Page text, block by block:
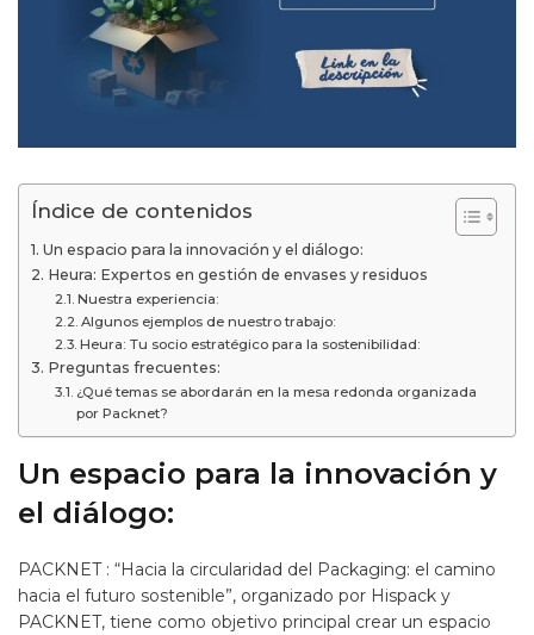
Índice de contenidos
Un espacio para la innovación y el diálogo:
Heura: Expertos en gestión de envases y residuos
Nuestra experiencia:
Algunos ejemplos de nuestro trabajo:
Heura: Tu socio estratégico para la sostenibilidad:
Preguntas frecuentes:
¿Qué temas se abordarán en la mesa redonda organizada
por Packnet?
Un espacio para la innovación y
el diálogo:
PACKNET : “Hacia la circularidad del Packaging: el camino
hacia el futuro sostenible”, organizado por Hispack y
PACKNET, tiene como objetivo principal crear un espacio